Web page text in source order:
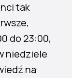
tak
do 23:00,
niedziele
na